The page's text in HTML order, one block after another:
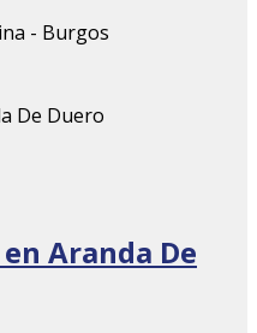
- Burgos
Aranda De